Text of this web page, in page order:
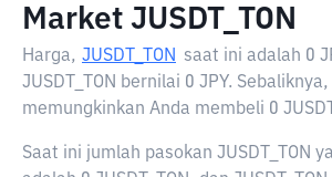
Market JUSDT_TON
Harga, JUSDT_TON saat ini adalah 0
JUSDT_TON bernilai 0 JPY. Sebaliknya,
memungkinkan Anda membeli 0
Saat ini jumlah pasokan JUSDT_TON